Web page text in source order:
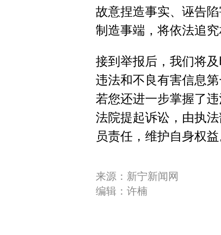
故意捏造事实、诬告
制造事端，将依法追
接到举报后，我们将
违法和不良有害信息
若您还进一步掌握了
法院提起诉讼，由执
员责任，维护自身权
来源：新宁新闻网
编辑：许楠